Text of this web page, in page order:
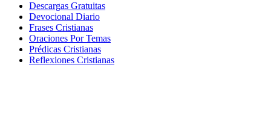
Descargas Gratuitas
Devocional Diario
Frases Cristianas
Oraciones Por Temas
Prédicas Cristianas
Reflexiones Cristianas